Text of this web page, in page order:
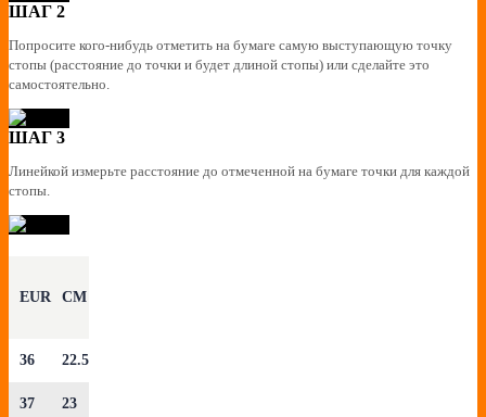
EUR CM
36 22.5
37 23
ШАГ 2
Попросите кого-нибудь отметить на бумаге самую выступающую точку
стопы (расстояние до точки и будет длиной стопы) или сделайте это
самостоятельно.
ШАГ 3
Линейкой измерьте расстояние до отмеченной на бумаге точки для каждой
стопы.